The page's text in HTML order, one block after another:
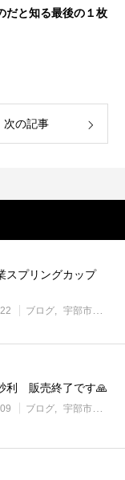
だと知る最後の１枚
次の記事
スプリングカップ
ブログ 宇部市働き方改革に取り組む企業
利 販売終了です🙏
ブログ 宇部市働き方改革に取り組む企業